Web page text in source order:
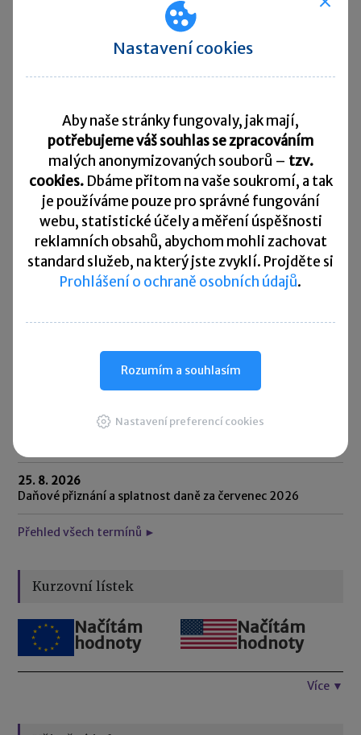
a společný vyměřovací základ se vypočítá jako průměr
příjmů obou partnerů. Nově se také mění způsob
započítávání péče o dítě do 3 let a péče o závislé osoby.
nebo dosavadní započtení jako vyloučené doby. Cílem je,
aby péče neměla negativní dopad na výši důchodu.
Rychlé zprávy ►
Daňový kalendář
10. 8. 2026
Splatnost daně za červen 2026
Splatnost paušální zálohy
25. 8. 2026
Daňové přiznání a splatnost daně za červenec 2026
Přehled všech termínů ►
Kurzovní lístek
Načítám
hodnoty
Načítám
hodnoty
Více ▼
Nastavení cookies
Aby naše stránky fungovaly, jak mají,
potřebujeme váš souhlas se zpracováním
malých anonymizovaných souborů – tzv.
cookies. Dbáme přitom na vaše soukromí, a tak
je používáme pouze pro správné fungování
webu, statistické účely a měření úspěšnosti
reklamních obsahů, abychom mohli zachovat
standard služeb, na který jste zvyklí. Projděte si
Prohlášení o ochraně osobních údajů.
Rozumím a souhlasím
Nastavení preferencí cookies